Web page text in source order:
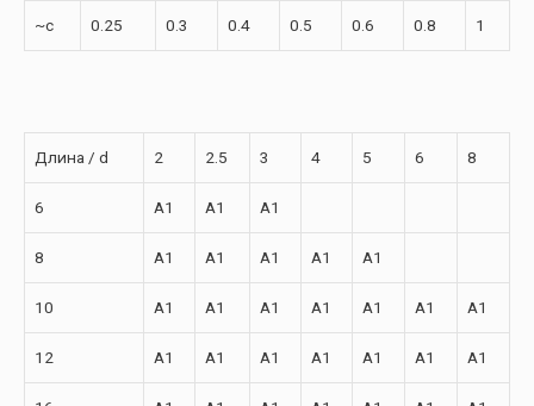
~c 0.25 0.3 0.4 0.5 0.6 0.8 1
Длина / d 2 2.5 3 4 5 6 8
6 A1 A1 A1
8 A1 A1 A1 A1 A1
10 A1 A1 A1 A1 A1 A1 A1
12 A1 A1 A1 A1 A1 A1 A1